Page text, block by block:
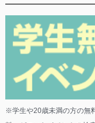
※学生や20歳未満の方の無